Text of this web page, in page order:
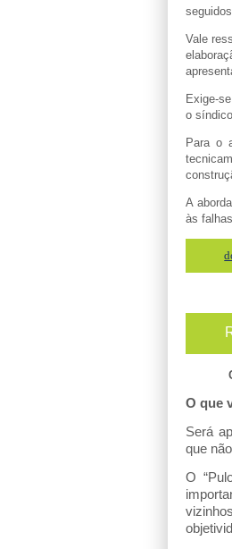
Vale
Exige-
o
Para o
A
às
O que
Será
que
O